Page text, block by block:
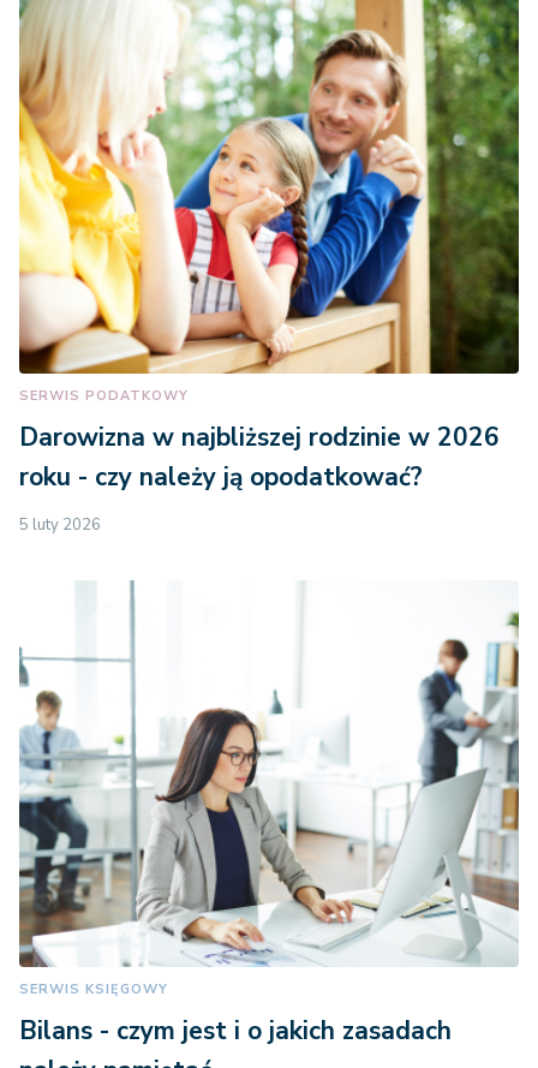
SERWIS PODATKOWY
Darowizna w najbliższej rodzinie w 2026
roku - czy należy ją opodatkować?
5 luty 2026
SERWIS KSIĘGOWY
Bilans - czym jest i o jakich zasadach